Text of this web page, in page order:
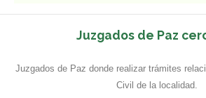
Juzgados de Paz
Juzgados de Paz donde realizar trámites
Civil de la localidad.